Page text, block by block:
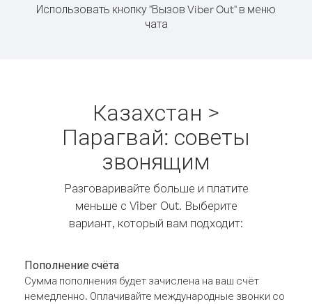
Использовать кнопку "Вызов Viber Out" в меню
чата
Казахстан >
Парагвай: советы
звонящим
Разговаривайте больше и платите
меньше с Viber Out. Выберите
вариант, который вам подходит:
Пополнение счёта
Сумма пополнения будет зачислена на ваш счёт
немедленно. Оплачивайте международные звонки со